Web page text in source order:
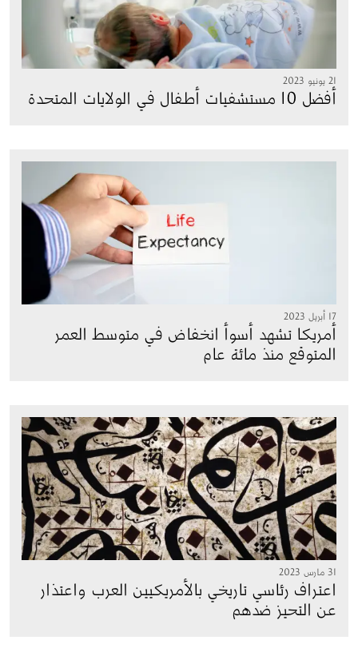
21 يونيو 2023
أفضل 10 مستشفيات أطفال في الولايات المتحدة
17 أبريل 2023
أمريكا تشهد أسوأ انخفاض في متوسط العمر
المتوقع منذ مائة عام
الصورة
31 مارس 2023
اعتراف رئاسي تاريخي بالأمريكيين العرب واعتذار
عن التحيز ضدهم